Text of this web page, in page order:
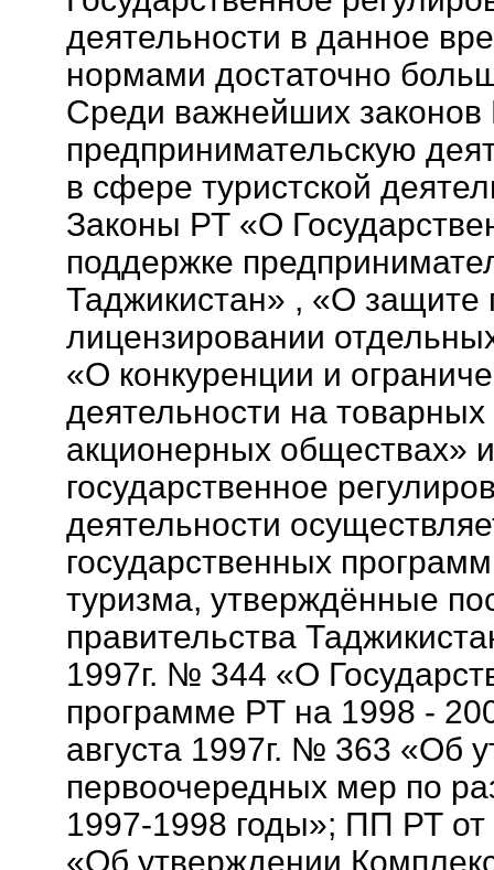
деятельности в данное
нормами достаточно
Среди важнейших
предпринимательскую
в сфере туристской
Законы РТ «О
поддержке
Таджикистан» , «О защите
лицензировании
«О конкуренции и
деятельности на
акционерных обществах»
государственное
деятельности
государственных
туризма, утверждённые
правительства
1997г. № 344 «О
программе РТ на 1998 -
августа 1997г. № 363 «Об
первоочередных мер по
1997-1998 годы»; ПП РТ
«Об утверждении